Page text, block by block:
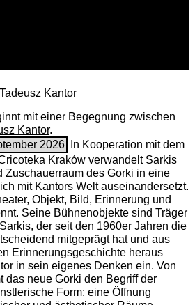
Kantor
mit einer Begegnung zwischen
Kantor.
2026
In Kooperation mit dem
Kraków verwandelt Sarkis
Zuschauerraum des Gorki in eine
mit Kantors Welt auseinandersetzt.
Objekt, Bild, Erinnerung und
Seine Bühnenobjekte sind Träger
der seit den 1960er Jahren die
mitgeprägt hat und aus
­Erinnerungsgeschichte heraus
in sein eigenes Denken ein. Von
das neue Gorki den Begriff der
Form: eine Öffnung